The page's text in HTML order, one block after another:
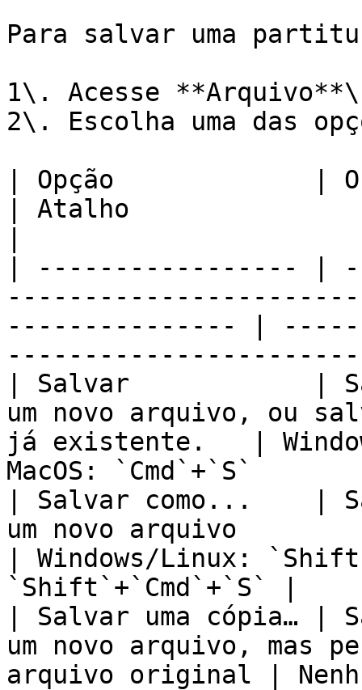
Para salvar uma
1\. Acesse **Arquivo**\
2\. Escolha uma das
| Opção             | O
| Atalho
| ----------------- |
--------------- |
| Salvar            |
um novo arquivo, ou
já existente.   |
MacOS: `Cmd`+`S`
| Salvar como...    |
um novo arquivo
| Windows/Linux:
`Shift`+`Cmd`+`S` |
| Salvar uma cópia… |
um novo arquivo, mas
arquivo original |